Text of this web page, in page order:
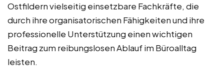
Ostfildern vielseitig einsetzbare Fachkräfte, die
durch ihre organisatorischen Fähigkeiten und ihre
professionelle Unterstützung einen wichtigen
Beitrag zum reibungslosen Ablauf im Büroalltag
leisten.